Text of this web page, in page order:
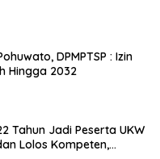
DPMPTSP : Izin
Hingga 2032
Tahun Jadi Peserta UKW
Lolos Kompeten,